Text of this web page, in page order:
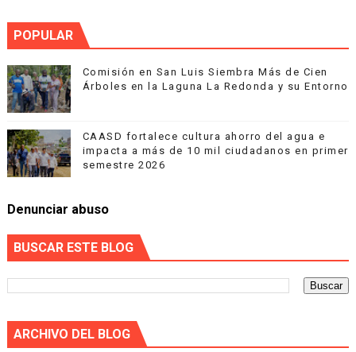
POPULAR
Comisión en San Luis Siembra Más de Cien
Árboles en la Laguna La Redonda y su Entorno
CAASD fortalece cultura ahorro del agua e
impacta a más de 10 mil ciudadanos en primer
semestre 2026
Denunciar abuso
BUSCAR ESTE BLOG
ARCHIVO DEL BLOG